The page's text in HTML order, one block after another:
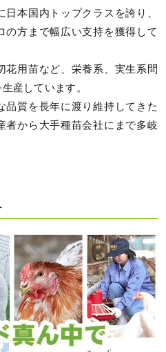
本国内トップクラスを誇り、
の方まで幅広い支持を獲得して
花用苗など、栄養系、実生系問
産しています。
品質を長年に渡り維持してきた
者から大手種苗会社にまで多岐